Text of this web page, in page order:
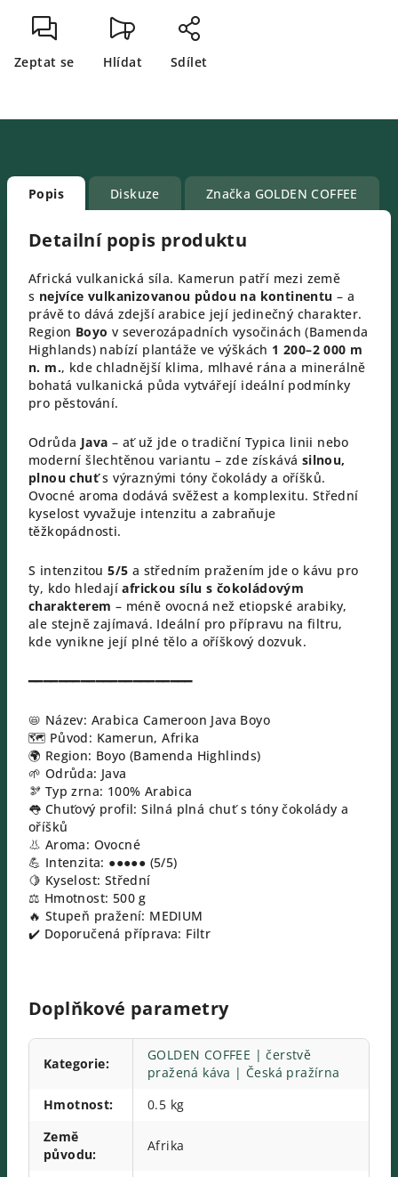
Zeptat se Hlídat Sdílet
Popis Diskuze Značka GOLDEN COFFEE
Detailní popis produktu
Africká vulkanická síla. Kamerun patří mezi země
s nejvíce vulkanizovanou půdou na kontinentu – a
právě to dává zdejší arabice její jedinečný charakter.
Region Boyo v severozápadních vysočinách (Bamenda
Highlands) nabízí plantáže ve výškách 1 200–2 000 m
n. m., kde chladnější klima, mlhavé rána a minerálně
bohatá vulkanická půda vytvářejí ideální podmínky
pro pěstování.
Odrůda Java – ať už jde o tradiční Typica linii nebo
moderní šlechtěnou variantu – zde získává silnou,
plnou chuť s výraznými tóny čokolády a oříšků.
Ovocné aroma dodává svěžest a komplexitu. Střední
kyselost vyvažuje intenzitu a zabraňuje
těžkopádnosti.
S intenzitou 5/5 a středním pražením jde o kávu pro
ty, kdo hledají africkou sílu s čokoládovým
charakterem – méně ovocná než etiopské arabiky,
ale stejně zajímavá. Ideální pro přípravu na filtru,
kde vynikne její plné tělo a oříškový dozvuk.
━━━━━━━━━━━━━━━━━━━━━━
📛 Název: Arabica Cameroon Java Boyo
🗺️ Původ: Kamerun, Afrika
🌍 Region: Boyo (Bamenda Highlinds)
🌱 Odrůda: Java
🫘 Typ zrna: 100% Arabica
👅 Chuťový profil: Silná plná chuť s tóny čokolády a
oříšků
👃 Aroma: Ovocné
💪 Intenzita: ●●●●● (5/5)
🍋 Kyselost: Střední
⚖️ Hmotnost: 500 g
🔥 Stupeň pražení: MEDIUM
✔️ Doporučená příprava: Filtr
Doplňkové parametry
Kategorie:
GOLDEN COFFEE | čerstvě
pražená káva | Česká pražírna
Hmotnost:
0.5 kg
Země
původu:
Afrika